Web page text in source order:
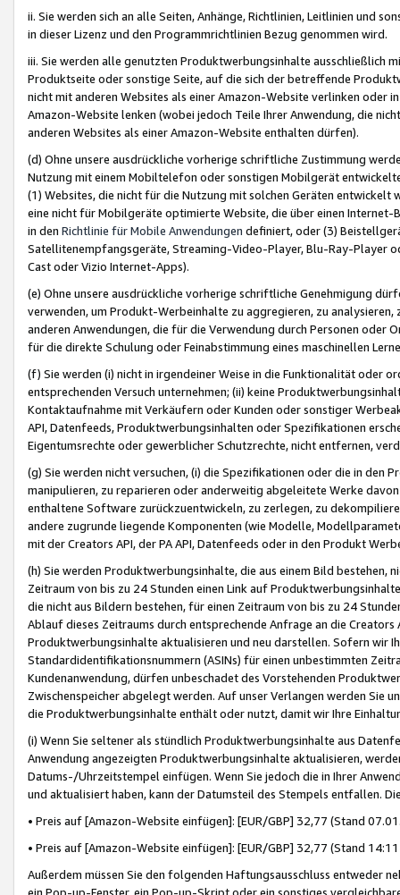
ii. Sie werden sich an alle Seiten, Anhänge, Richtlinien, Leitlinien und
in dieser Lizenz und den Programmrichtlinien Bezug genommen wird.
iii. Sie werden alle genutzten Produktwerbungsinhalte ausschließlich
Produktseite oder sonstige Seite, auf die sich der betreffende
nicht mit anderen Websites als einer Amazon-Website verlinken oder
Amazon-Website lenken (wobei jedoch Teile Ihrer Anwendung, die
anderen Websites als einer Amazon-Website enthalten dürfen).
(d) Ohne unsere ausdrückliche vorherige schriftliche Zustimmung
Nutzung mit einem Mobiltelefon oder sonstigen Mobilgerät
(1) Websites, die nicht für die Nutzung mit solchen Geräten
eine nicht für Mobilgeräte optimierte Website, die über einen
in den Richtlinie für Mobile Anwendungen definiert, oder (3)
Satellitenempfangsgeräte, Streaming-Video-Player, Blu-Ray-Player
Cast oder Vizio Internet-Apps).
(e) Ohne unsere ausdrückliche vorherige schriftliche Genehmigung
verwenden, um Produkt-Werbeinhalte zu aggregieren, zu
anderen Anwendungen, die für die Verwendung durch Personen
für die direkte Schulung oder Feinabstimmung eines maschinellen
(f) Sie werden (i) nicht in irgendeiner Weise in die Funktionalität oder
entsprechenden Versuch unternehmen; (ii) keine
Kontaktaufnahme mit Verkäufern oder Kunden oder sonstiger
API, Datenfeeds, Produktwerbungsinhalten oder Spezifikationen
Eigentumsrechte oder gewerblicher Schutzrechte, nicht entfernen,
(g) Sie werden nicht versuchen, (i) die Spezifikationen oder die in
manipulieren, zu reparieren oder anderweitig abgeleitete Werke
enthaltene Software zurückzuentwickeln, zu zerlegen, zu
andere zugrunde liegende Komponenten (wie Modelle,
mit der Creators API, der PA API, Datenfeeds oder in den Produkt
(h) Sie werden Produktwerbungsinhalte, die aus einem Bild bestehen,
Zeitraum von bis zu 24 Stunden einen Link auf
die nicht aus Bildern bestehen, für einen Zeitraum von bis zu 24
Ablauf dieses Zeitraums durch entsprechende Anfrage an die
Produktwerbungsinhalte aktualisieren und neu darstellen. Sofern wir
Standardidentifikationsnummern (ASINs) für einen unbestimmten
Kundenanwendung, dürfen unbeschadet des Vorstehenden
Zwischenspeicher abgelegt werden. Auf unser Verlangen werden Sie
die Produktwerbungsinhalte enthält oder nutzt, damit wir Ihre
(i) Wenn Sie seltener als stündlich Produktwerbungsinhalte aus
Anwendung angezeigten Produktwerbungsinhalte aktualisieren,
Datums-/Uhrzeitstempel einfügen. Wenn Sie jedoch die in Ihrer
und aktualisiert haben, kann der Datumsteil des Stempels entfallen.
• Preis auf [Amazon-Website einfügen]: [EUR/GBP] 32,77 (Stand
• Preis auf [Amazon-Website einfügen]: [EUR/GBP] 32,77 (Stand
Außerdem müssen Sie den folgenden Haftungsausschluss entweder
ein Pop-up-Fenster, ein Pop-up-Skript oder ein sonstiges